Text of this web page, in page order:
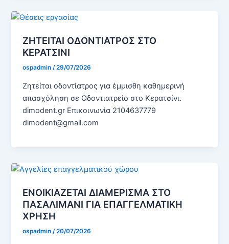
ΖΗΤΕΙΤΑΙ ΟΔΟΝΤΙΑΤΡΟΣ ΣΤΟ
ΚΕΡΑΤΣΙΝΙ
ospadmin/29/07/2026
Ζητείται οδοντίατρος για έμμισθη καθημερινή
απασχόληση σε Οδοντιατρείο στο Κερατσίνι.
dimodent.gr Επικοινωνία 2104637779
dimodent@gmail.com
ΕΝΟΙΚΙΑΖΕΤΑΙ ΔΙΑΜΕΡΙΣΜΑ ΣΤΟ
ΠΑΣΑΛΙΜΑΝΙ ΓΙΑ ΕΠΑΓΓΕΛΜΑΤΙΚΗ
ΧΡΗΣΗ
ospadmin/20/07/2026